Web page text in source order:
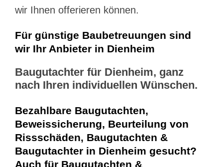
wir Ihnen offerieren können.
Für günstige Baubetreuungen sind
wir Ihr Anbieter in Dienheim
Baugutachter für Dienheim, ganz
nach Ihren individuellen Wünschen.
Bezahlbare Baugutachten,
Beweissicherung, Beurteilung von
Rissschäden, Baugutachten &
Baugutachter in Dienheim gesucht?
Auch für Baugutachten &